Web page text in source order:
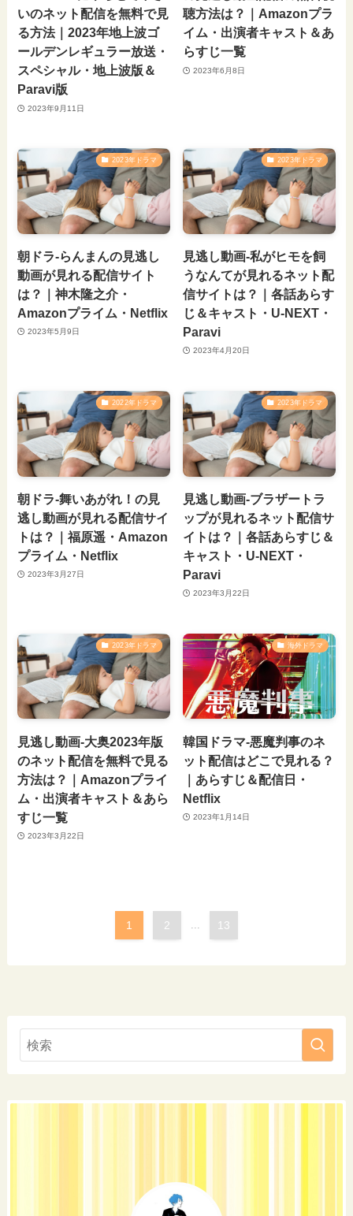
いのネット配信を無料で見
る方法｜2023年地上波ゴ
ールデンレギュラー放送・
スペシャル・地上波版＆
Paravi版
2023年9月11日
聴方法は？｜Amazonプラ
イム・出演者キャスト＆あ
らすじ一覧
2023年6月8日
2023年ドラマ
朝ドラ-らんまんの見逃し
動画が見れる配信サイト
は？｜神木隆之介・
Amazonプライム・Netflix
2023年5月9日
2023年ドラマ
見逃し動画-私がヒモを飼
うなんてが見れるネット配
信サイトは？｜各話あらす
じ＆キャスト・U-NEXT・
Paravi
2023年4月20日
2022年ドラマ
朝ドラ-舞いあがれ！の見
逃し動画が見れる配信サイ
トは？｜福原遥・Amazon
プライム・Netflix
2023年3月27日
2023年ドラマ
見逃し動画-ブラザートラ
ップが見れるネット配信サ
イトは？｜各話あらすじ＆
キャスト・U-NEXT・
Paravi
2023年3月22日
2023年ドラマ
見逃し動画-大奥2023年版
のネット配信を無料で見る
方法は？｜Amazonプライ
ム・出演者キャスト＆あら
すじ一覧
2023年3月22日
海外ドラマ
韓国ドラマ-悪魔判事のネ
ット配信はどこで見れる？
｜あらすじ＆配信日・
Netflix
2023年1月14日
1 2 ... 13